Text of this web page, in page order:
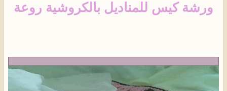
ورشة كيس للمناديل بالكروشية روعة